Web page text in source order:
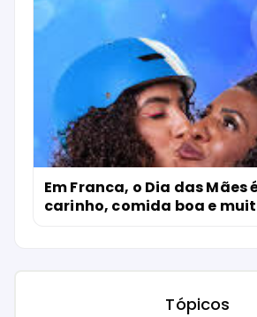
Em Franca, o Dia das Mães
carinho, comida boa e
Tópicos